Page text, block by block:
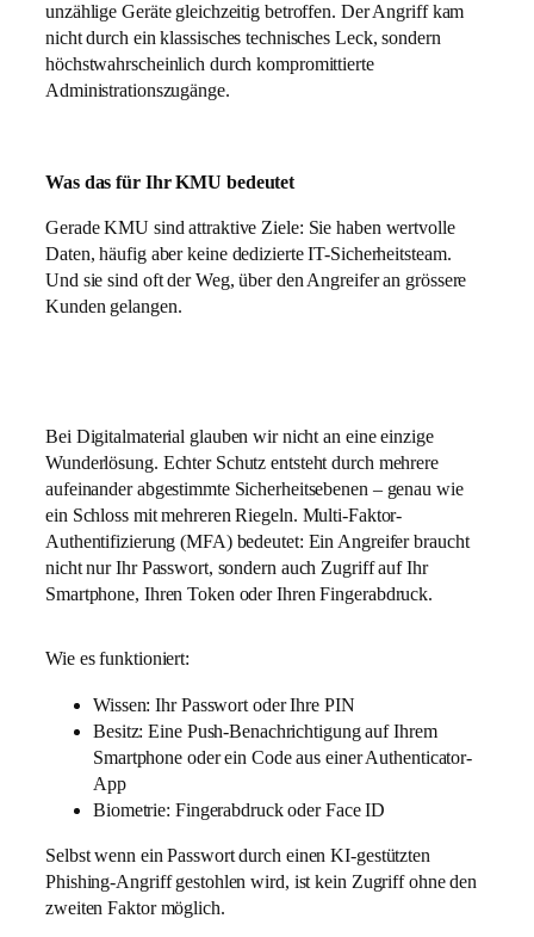
unzählige Geräte gleichzeitig betroffen. Der Angriff kam
nicht durch ein klassisches technisches Leck, sondern
höchstwahrscheinlich durch kompromittierte
Administrationszugänge.
Was das für Ihr KMU bedeutet
Gerade KMU sind attraktive Ziele: Sie haben wertvolle
Daten, häufig aber keine dedizierte IT-Sicherheitsteam.
Und sie sind oft der Weg, über den Angreifer an grössere
Kunden gelangen.
Bei Digitalmaterial glauben wir nicht an eine einzige
Wunderlösung. Echter Schutz entsteht durch mehrere
aufeinander abgestimmte Sicherheitsebenen – genau wie
ein Schloss mit mehreren Riegeln. Multi-Faktor-
Authentifizierung (MFA) bedeutet: Ein Angreifer braucht
nicht nur Ihr Passwort, sondern auch Zugriff auf Ihr
Smartphone, Ihren Token oder Ihren Fingerabdruck.
Wie es funktioniert:
Wissen: Ihr Passwort oder Ihre PIN
Besitz: Eine Push-Benachrichtigung auf Ihrem
Smartphone oder ein Code aus einer Authenticator-
App
Biometrie: Fingerabdruck oder Face ID
Selbst wenn ein Passwort durch einen KI-gestützten
Phishing-Angriff gestohlen wird, ist kein Zugriff ohne den
zweiten Faktor möglich.